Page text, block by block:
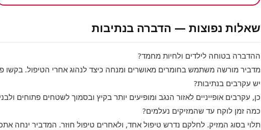
שאלות נפוצות — הדברה בנתיבות
ההדברה בטוחה לילדים ולחיות מחמד?
מדביר מורשה משתמש בחומרים מאושרים ומנחה כיצד לנהוג אחרי הטיפול. בקשו
יש עקרבים בנתיבות?
כן, עקרבים אופייניים לאזור הנגב ומופיעים יותר בקיץ ובסמוך לשטחים פתוחים
כמה זמן לוקח עד שהמזיקים נעלמים?
תלוי בסוג המזיק. לחלקם נדרש טיפול אחד, ולאחרים טיפול חוזר. המדביר ינחה